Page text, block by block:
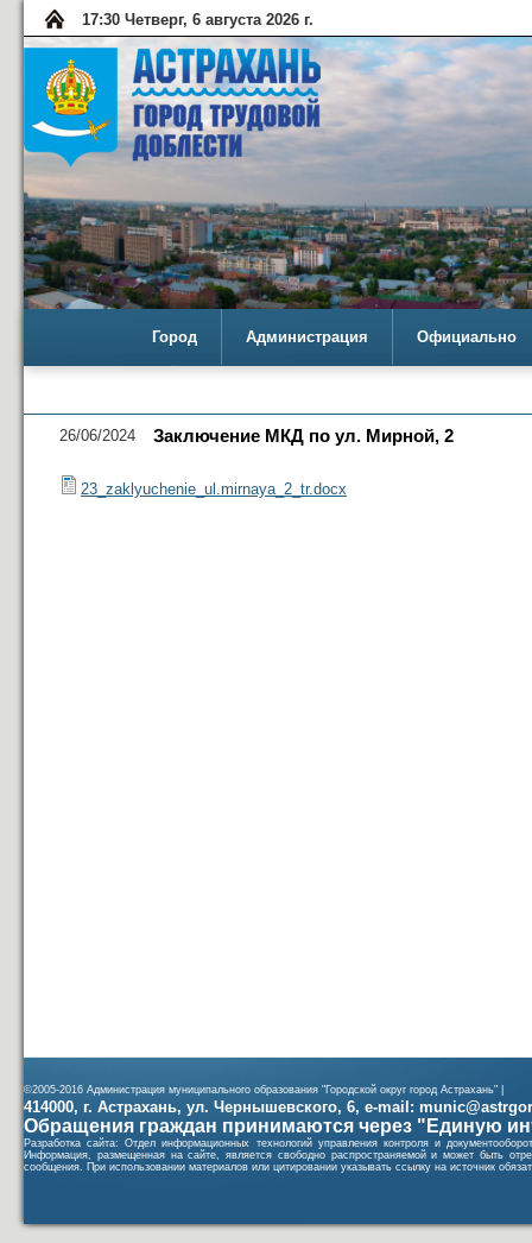
17:30 Четверг, 6 августа 2026 г.
Город Администрация Официально
26/06/2024 Заключение МКД по ул. Мирной, 2
23_zaklyuchenie_ul.mirnaya_2_tr.docx
©2005-2016 Администрация муниципального образования "Городской округ город Астрахань" |
414000, г. Астрахань, ул. Чернышевского, 6, e-mail:
Обращения граждан принимаются через "Единую
Разработка сайта: Отдел информационных технологий управления контроля и
Информация, размещенная на сайте, является свободно распространяемой и может быть
сообщения. При использовании материалов или цитировании указывать ссылку на источник